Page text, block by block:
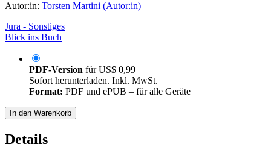
Autor:in: Torsten Martini (Autor:in)
Jura - Sonstiges
Blick ins Buch
PDF-Version fürUS$ 0,99
Sofort herunterladen. Inkl. MwSt.
Format: PDF und ePUB – für alle Geräte
In den Warenkorb
Details